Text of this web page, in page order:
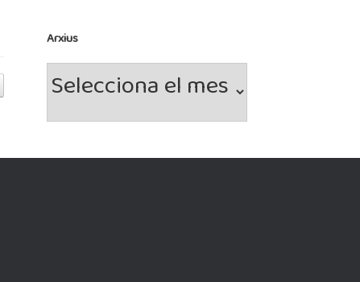
Arxius
Arxius